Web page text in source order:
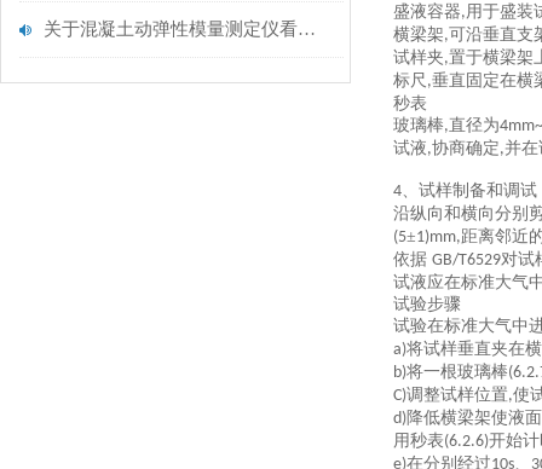
关于混凝土动弹性模量测定仪看这一篇就够了
盛液容器,用于盛装
横梁架,可沿垂直支
试样夹,置于横梁架
标尺 ,垂直固定在横
秒表
玻璃棒,直径为
试液,协商确定,并
4、 试样制备和调试
沿纵向和横向分别
(5±1)mm,距离邻近
依据 GB/T6529对试
试液应在标准大气
试验步骤
试验在标准大气中
a)将试样垂直夹在
b)将一根玻璃棒
C)调整试样位置,使
d)降低横梁架使液
用秒表(6.2.6)开始
e)在分别经过10s、